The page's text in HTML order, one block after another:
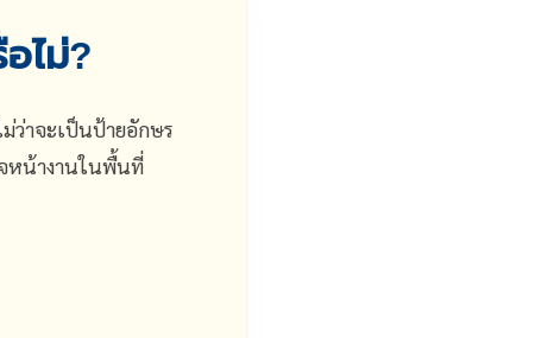
ไม่?
ว่าจะเป็นป้ายอักษร
หน้างานในพื้นที่